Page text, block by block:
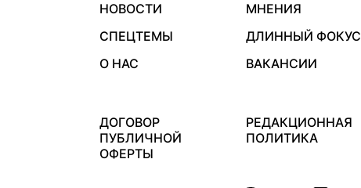
НОВОСТИ МНЕНИЯ
СПЕЦТЕМЫ
ДЛИННЫЙ ФОКУС
О НАС
ВАКАНСИИ
ДОГОВОР
ПУБЛИЧНОЙ
ОФЕРТЫ
РЕДАКЦИОННАЯ
ПОЛИТИКА